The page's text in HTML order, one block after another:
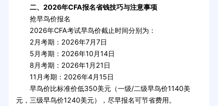
二、2026年CFA报名省钱技巧与注意事项
抢早鸟价报名
2026年CFA考试早鸟价截止时间分别为：
2月考期：2026年7月7日
5月考期：2026年10月14日
8月考期：2026年1月21日
11月考期：2026年4月15日
早鸟价比标准价低350美元（一级/二级早鸟价1140美
元，三级早鸟价1240美元），尽早报名可节省费用。